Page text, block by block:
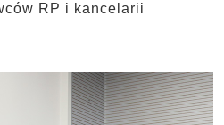
RP i kancelarii